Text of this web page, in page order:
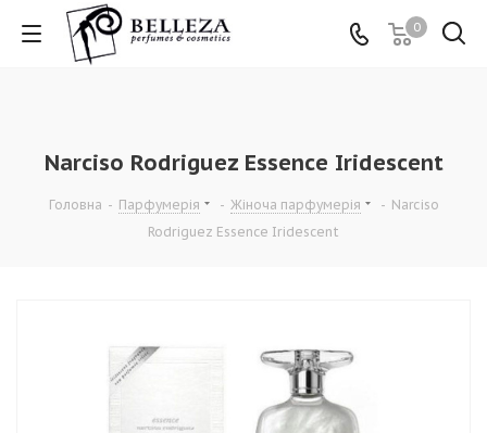
0
Narciso Rodriguez Essence Iridescent
Головна - Парфумерія - Жіноча парфумерія - Narciso
Rodriguez Essence Iridescent